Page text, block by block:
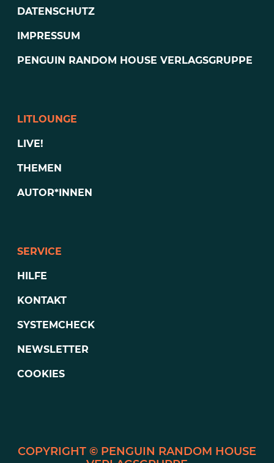
DATENSCHUTZ
IMPRESSUM
PENGUIN RANDOM HOUSE VERLAGSGRUPPE
LITLOUNGE
LIVE!
THEMEN
AUTOR*INNEN
SERVICE
HILFE
KONTAKT
SYSTEMCHECK
NEWSLETTER
COOKIES
PENGUIN RANDOM HOUSE